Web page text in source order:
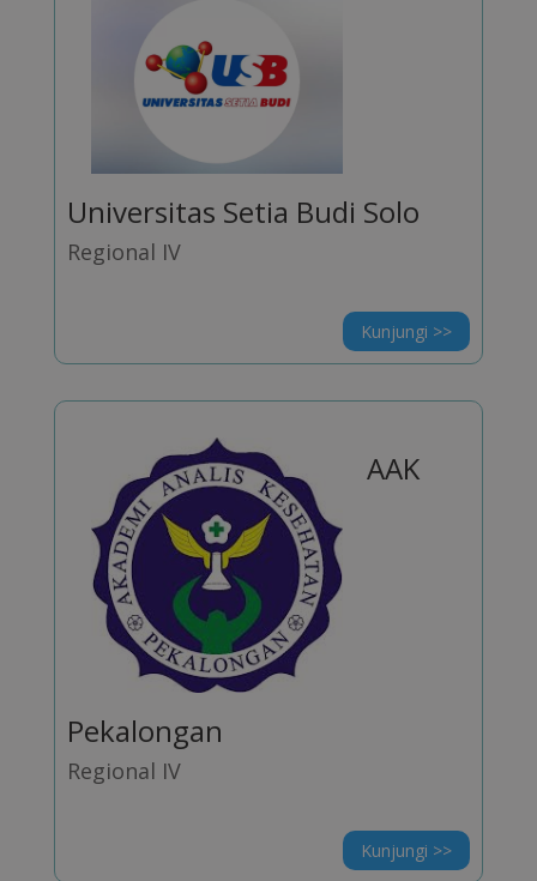
Universitas Setia Budi Solo
Regional IV
Kunjungi >>
AAK
Pekalongan
Regional IV
Kunjungi >>